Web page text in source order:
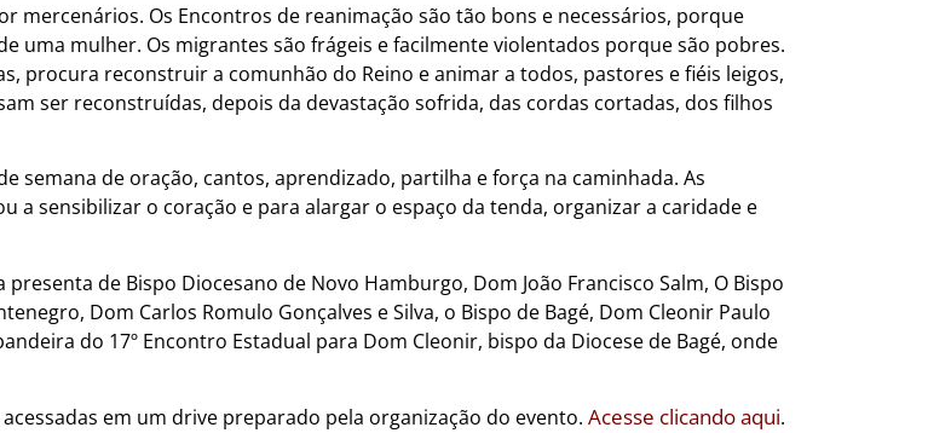
mercenários. Os Encontros de reanimação são tão bons e necessários, porque
uma mulher. Os migrantes são frágeis e facilmente violentados porque são pobres.
procura reconstruir a comunhão do Reino e animar a todos, pastores e fiéis leigos,
ser reconstruídas, depois da devastação sofrida, das cordas cortadas, dos filhos
semana de oração, cantos, aprendizado, partilha e força na caminhada. As
a sensibilizar o coração e para alargar o espaço da tenda, organizar a caridade e
de Bispo Diocesano de Novo Hamburgo, Dom João Francisco Salm, O Bispo
Dom Carlos Romulo Gonçalves e Silva, o Bispo de Bagé, Dom Cleonir Paulo
do 17º Encontro Estadual para Dom Cleonir, bispo da Diocese de Bagé, onde
em um drive preparado pela organização do evento. Acesse clicando aqui.